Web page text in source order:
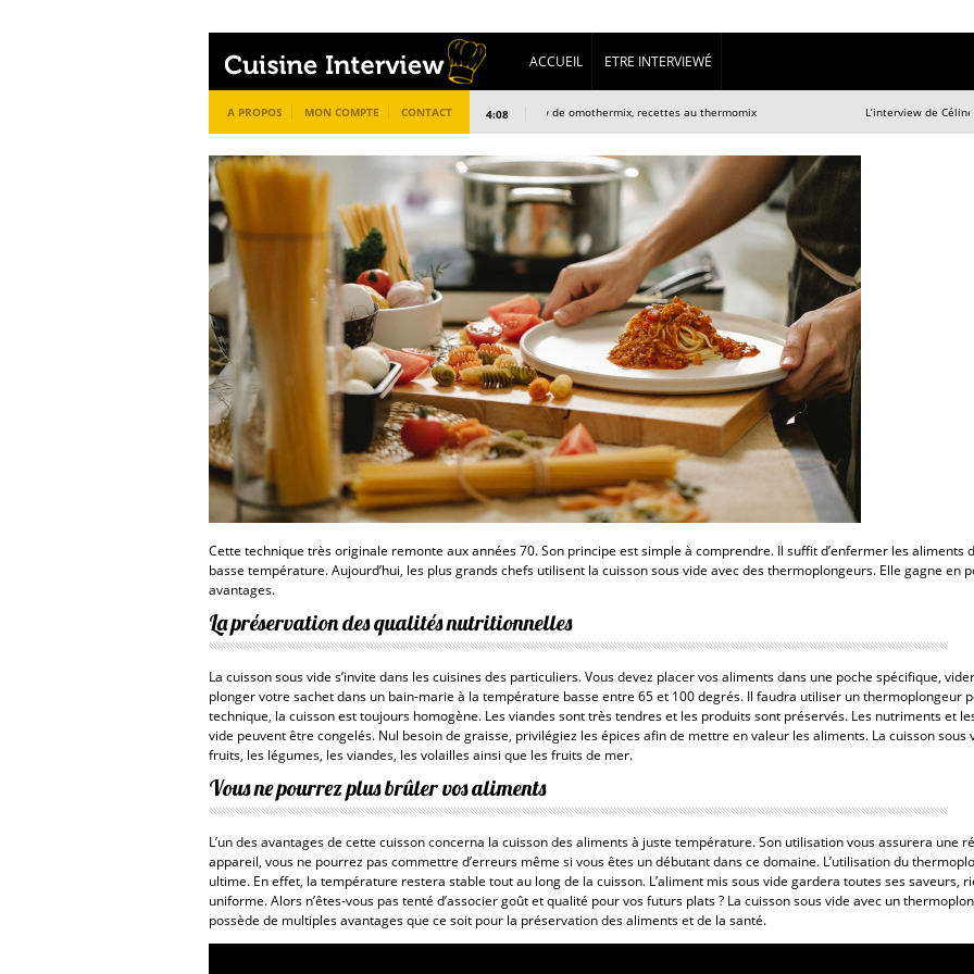
ACCUEIL ETRE INTERVIEWÉ
A PROPOS MON COMPTE CONTACT 4:08
L’interview de omothermix, recettes au thermomix L’interview de Céline du
Cette technique très originale remonte aux années 70. Son principe est simple à comprendre. Il suffit d’enfermer les aliments
basse température. Aujourd’hui, les plus grands chefs utilisent la cuisson sous vide avec des thermoplongeurs. Elle gagne en
avantages.
La préservation des qualités nutritionnelles
La cuisson sous vide s’invite dans les cuisines des particuliers. Vous devez placer vos aliments dans une poche spécifique,
plonger votre sachet dans un bain-marie à la température basse entre 65 et 100 degrés. Il faudra utiliser un thermoplongeur
technique, la cuisson est toujours homogène. Les viandes sont très tendres et les produits sont préservés. Les nutriments et
vide peuvent être congelés. Nul besoin de graisse, privilégiez les épices afin de mettre en valeur les aliments. La cuisson
fruits, les légumes, les viandes, les volailles ainsi que les fruits de mer.
Vous ne pourrez plus brûler vos aliments
L’un des avantages de cette cuisson concerna la cuisson des aliments à juste température. Son utilisation vous assurera une
appareil, vous ne pourrez pas commettre d’erreurs même si vous êtes un débutant dans ce domaine. L’utilisation du
ultime. En effet, la température restera stable tout au long de la cuisson. L’aliment mis sous vide gardera toutes ses saveurs,
uniforme. Alors n’êtes-vous pas tenté d’associer goût et qualité pour vos futurs plats ? La cuisson sous vide avec un
possède de multiples avantages que ce soit pour la préservation des aliments et de la santé.